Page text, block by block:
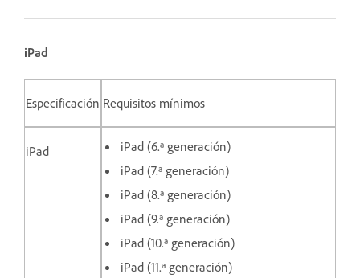
iPad
Especificación Requisitos mínimos
iPad
iPad (6.ª generación)
iPad (7.ª generación)
iPad (8.ª generación)
iPad (9.ª generación)
iPad (10.ª generación)
iPad (11.ª generación)